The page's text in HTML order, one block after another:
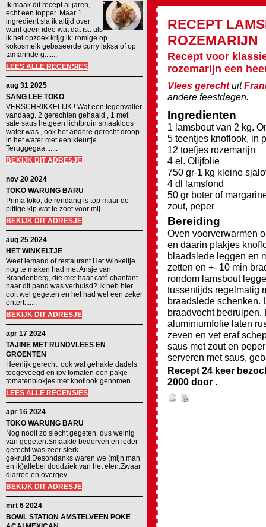
Ik maak dit recept al jaren,
echt een topper. Maar 1
ingredient sla ik altijd over
want geen idee wat dat is.. als
ik het opzoek krijg ik: romige op
kokosmelk gebaseerde curry laksa of op
tamarinde g.......
LEES ALLE RECENSIES
aug 31 2025
SANG LEE TOKO
VERSCHRIKKELIJK ! Wat een tegenvaller
vandaag. 2 gerechten gehaald , 1 met
sate saus hetgeen lichtbruin smaakloos
water was , ook het andere gerecht droop
in het water met een kleurtje.
Teruggegaa.......
BEKIJK DIT ADRESJE
nov 20 2024
TOKO WARUNG BARU
Prima toko, de rendang is top maar de
pittige kip wat te zoet voor mij.
BEKIJK DIT ADRESJE
aug 25 2024
HET WINKELTJE
Weet iemand of restaurant Het Winkeltje
nog te maken had met Ansje van
Brandenberg, die met haar café chantant
naar dit pand was verhuisd? Ik heb hier
ooit wel gegeten en het had wel een zeker
entert.......
BEKIJK DIT ADRESJE
apr 17 2024
TAJINE MET RUNDVLEES EN
GROENTEN
Heerlijk gerecht, ook wat gehakte dadels
toegevoegd en ipv tomaten een pakje
tomatenblokjes met knoflook genomen.
LEES ALLE RECENSIES
apr 16 2024
TOKO WARUNG BARU
Nog nooit zo slecht gegeten, dus weinig
van gegeten.Smaakte bedorven en ieder
gerecht was zeer sterk
gekruid.Desondanks waren we (mijn man
en ik)allebei doodziek van het eten.Zwaar
diarree en overgev.......
BEKIJK DIT ADRESJE
mrt 6 2024
BOWL STATION AMSTELVEEN POKE
RECEPT
ROZEMARIJN
Recept voor
rozemarijn een
Vlees gerechtuit
andere feestdagen.
Ingredienten
1 lamsbout van 2 kg.
5 teentjes knoflook, in
12 toefjes rozemarijn
4 el. Olijfolie
750 gr-1 kg kleine
4 dl lamsfond
50 gr boter of
zout, peper
Bereiding
Oven voorverwarmen
en daarin plakjes
blaadslede leggen en
zetten en +- 10 min
rondom lamsbout
tussentijds regelmatig
braadslede schenken.
braadvocht bedruipen.
aluminiumfolie laten
zeven en vet eraf
saus met zout en
serveren met saus,
Recept 24 keer
2000 door .